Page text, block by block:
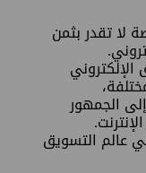
لا تقدر بثمن
الجمهور
عالم التسويق